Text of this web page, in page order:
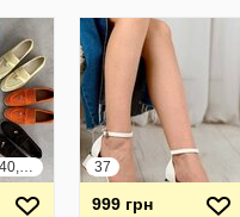
36, 37, 38, 39, 40, 41 37
999 грн